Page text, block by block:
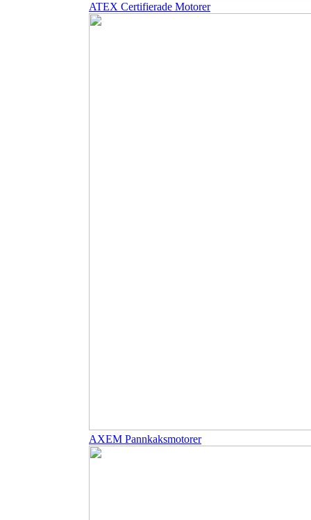
ATEX Certifierade Motorer
AXEM Pannkaksmotorer